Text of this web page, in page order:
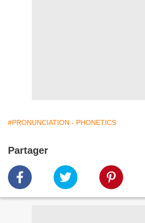
#PRONUNCIATION - PHONETICS
Partager